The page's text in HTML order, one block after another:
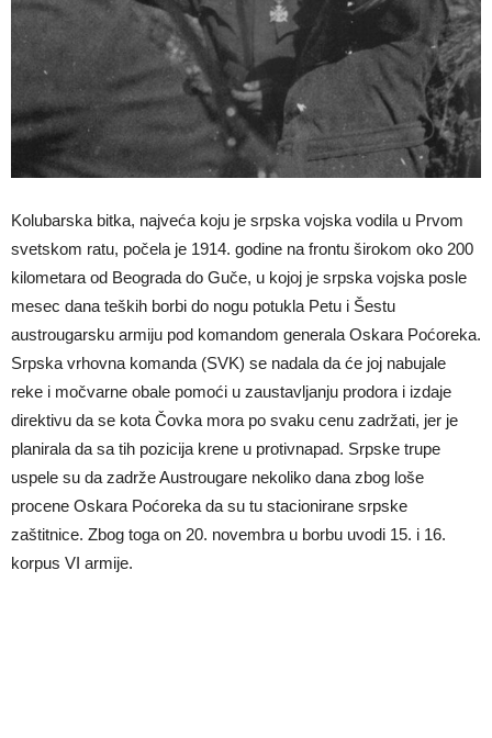
Kolubarska bitka, najveća koju je srpska vojska vodila u Prvom
svetskom ratu, počela je 1914. godine na frontu širokom oko 200
kilometara od Beograda do Guče, u kojoj je srpska vojska posle
mesec dana teških borbi do nogu potukla Petu i Šestu
austrougarsku armiju pod komandom generala Oskara Poćoreka.
Srpska vrhovna komanda (SVK) se nadala da će joj nabujale
reke i močvarne obale pomoći u zaustavljanju prodora i izdaje
direktivu da se kota Čovka mora po svaku cenu zadržati, jer je
planirala da sa tih pozicija krene u protivnapad. Srpske trupe
uspele su da zadrže Austrougare nekoliko dana zbog loše
procene Oskara Poćoreka da su tu stacionirane srpske
zaštitnice. Zbog toga on 20. novembra u borbu uvodi 15. i 16.
korpus VI armije.